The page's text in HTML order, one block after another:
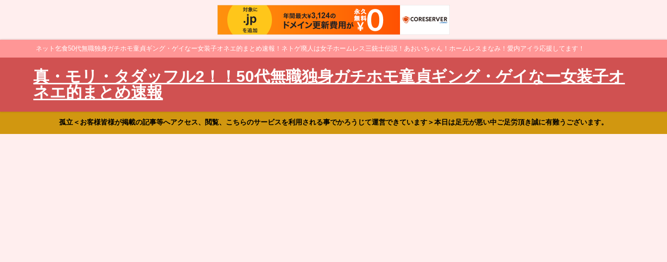
ネット乞食50代無職独身ガチホモ童貞ギング・ゲイなー女装子オネエ的まとめ速報！ネトゲ廃人は女子ホームレス三銃士伝説！あおいちゃん！ホームレスまなみ！愛内アイラ応援してます！
真・モリ・タダッフル2！！50代無職独身ガチホモ童貞ギング・ゲイなー女装子オ
ネエ的まとめ速報
孤立＜お客様皆様が掲載の記事等へアクセス、閲覧、こちらのサービスを利用される事でかろうじて運営できています＞本日は足元が悪い中ご足労頂き誠に有難うございます。